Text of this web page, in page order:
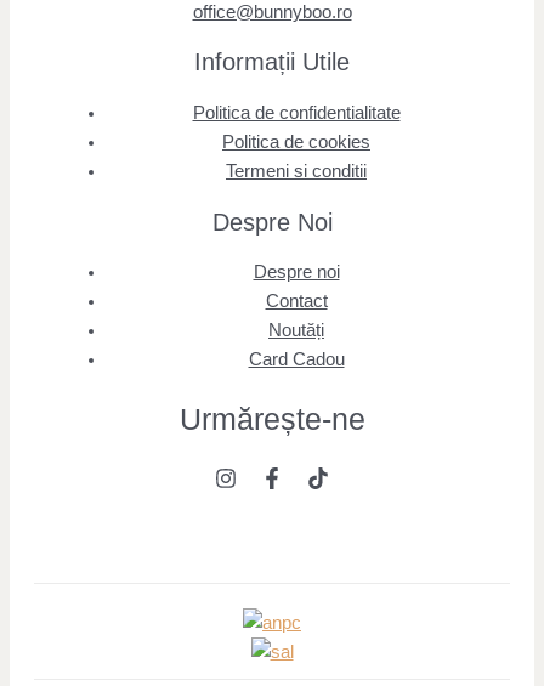
office@bunnyboo.ro
Informații Utile
Politica de confidentialitate
Politica de cookies
Termeni si conditii
Despre Noi
Despre noi
Contact
Noutăți
Card Cadou
Urmărește-ne